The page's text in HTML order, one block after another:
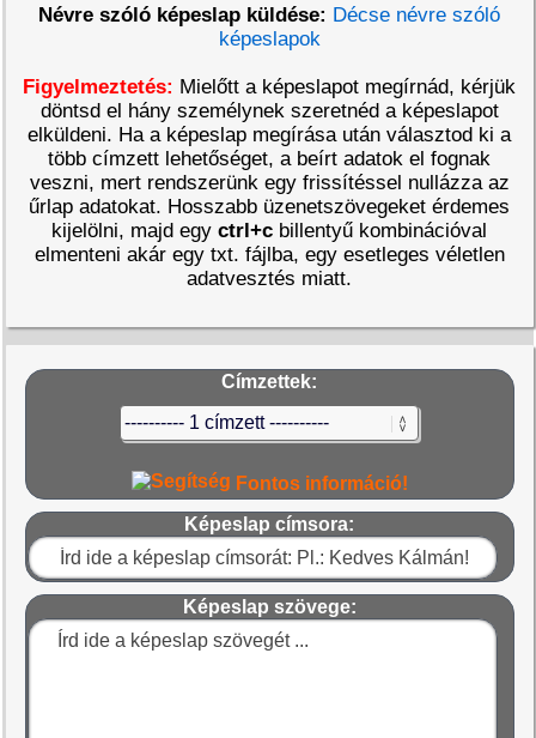
Névre szóló képeslap küldése: Décse névre szóló
képeslapok
Figyelmeztetés: Mielőtt a képeslapot megírnád, kérjük
döntsd el hány személynek szeretnéd a képeslapot
elküldeni. Ha a képeslap megírása után választod ki a
több címzett lehetőséget, a beírt adatok el fognak
veszni, mert rendszerünk egy frissítéssel nullázza az
űrlap adatokat. Hosszabb üzenetszövegeket érdemes
kijelölni, majd egyctrl+c billentyű kombinációval
elmenteni akár egy txt. fájlba, egy esetleges véletlen
adatvesztés miatt.
Címzettek:
Fontos információ!
Képeslap címsora:
Képeslap szövege: